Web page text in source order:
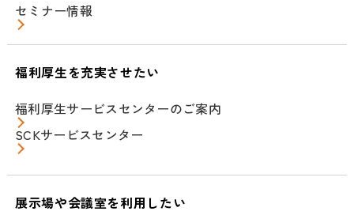
セミナー情報
福利厚生を充実させたい
福利厚生サービスセンターのご案内
SCKサービスセンター
展示場や会議室を利用したい